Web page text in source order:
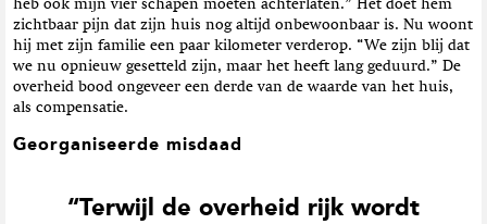
heb ook mijn vier schapen moeten achterlaten.” Het doet hem
zichtbaar pijn dat zijn huis nog altijd onbewoonbaar is. Nu woont
hij met zijn familie een paar kilometer verderop. “We zijn blij dat
we nu opnieuw gesetteld zijn, maar het heeft lang geduurd.” De
overheid bood ongeveer een derde van de waarde van het huis,
als compensatie.
Georganiseerde misdaad
“Terwijl de overheid rijk wordt